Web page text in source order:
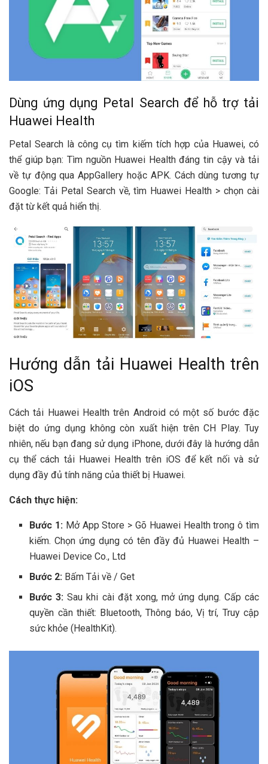
Dùng ứng dụng Petal Search để hỗ trợ tải
Huawei Health
Petal Search là công cụ tìm kiếm tích hợp của Huawei, có
thể giúp bạn: Tìm nguồn Huawei Health đáng tin cậy và tải
về tự động qua AppGallery hoặc APK. Cách dùng tương tự
Google: Tải Petal Search về, tìm Huawei Health > chọn cài
đặt từ kết quả hiển thị.
Hướng dẫn tải Huawei Health trên
iOS
Cách tải Huawei Health trên Android có một số bước đặc
biệt do ứng dụng không còn xuất hiện trên CH Play. Tuy
nhiên, nếu bạn đang sử dụng iPhone, dưới đây là hướng dẫn
cụ thể cách tải Huawei Health trên iOS để kết nối và sử
dụng đầy đủ tính năng của thiết bị Huawei.
Cách thực hiện:
Bước 1: Mở App Store > Gõ Huawei Health trong ô tìm
kiếm. Chọn ứng dụng có tên đầy đủ Huawei Health –
Huawei Device Co., Ltd
Bước 2: Bấm Tải về / Get
Bước 3: Sau khi cài đặt xong, mở ứng dụng. Cấp các
quyền cần thiết: Bluetooth, Thông báo, Vị trí, Truy cập
sức khỏe (HealthKit).